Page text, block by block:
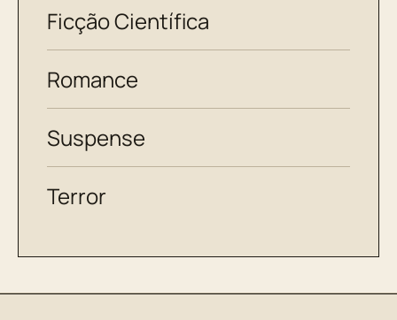
Ficção Científica
Romance
Suspense
Terror